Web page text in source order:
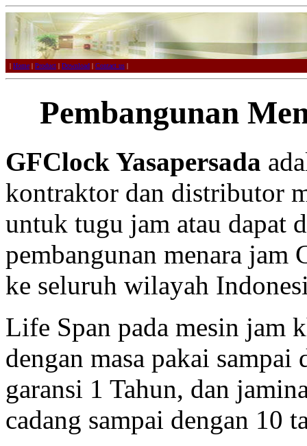
| Home | Product | Download | Contact us |
Pembangunan
GFClock Yasapersada
kontraktor dan distributor
untuk tugu jam atau dapat
pembangunan menara
ke seluruh wilayah
Life Span pada mesin jam
dengan masa pakai sampai
garansi 1 Tahun, dan
cadang sampai dengan 10